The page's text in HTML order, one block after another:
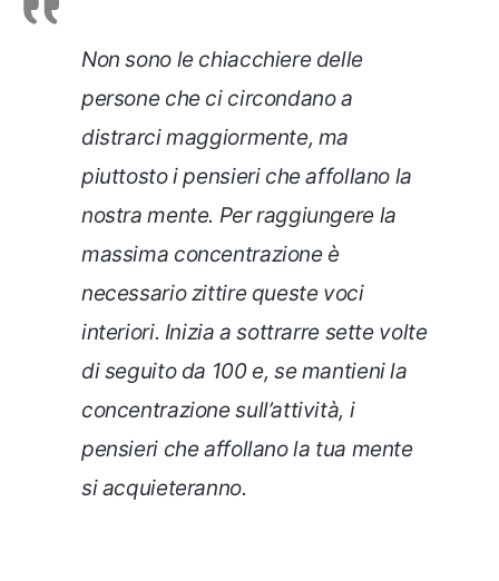
Non sono le chiacchiere delle
persone che ci circondano a
distrarci maggiormente, ma
piuttosto i pensieri che affollano la
nostra mente. Per raggiungere la
massima concentrazione è
necessario zittire queste voci
interiori. Inizia a sottrarre sette volte
di seguito da 100 e, se mantieni la
concentrazione sull’attività, i
pensieri che affollano la tua mente
si acquieteranno.